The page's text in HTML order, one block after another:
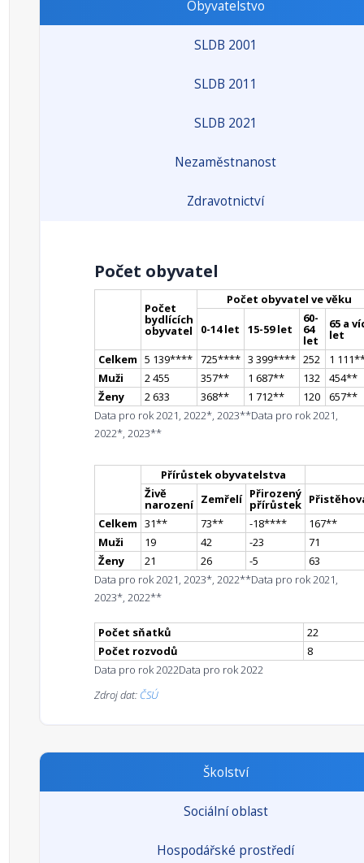
Obyvatelstvo
SLDB 2001
SLDB 2011
SLDB 2021
Nezaměstnanost
Zdravotnictví
Počet obyvatel
Počet
bydlících
obyvatel
Počet obyvatel ve věku
0-14 let 15-59 let
60-
64
let
65 a
let
Celkem 5 139**** 725**** 3 399**** 252 1 111
Muži
2 455 357** 1 687** 132 454**
Ženy
2 633 368** 1 712** 120 657**
Data pro rok 2021, 2022*, 2023**Data pro rok 2021,
2022*, 2023**
Přírůstek obyvatelstva
Živě
narození Zemřelí Přirozený
přírůstek
Celkem 31** 73** -18**** 167**
Muži
19 42 -23
71
Ženy
21 26 -5
63
Data pro rok 2021, 2023*, 2022**Data pro rok 2021,
2023*, 2022**
Počet sňatků
22
Počet rozvodů
8
Data pro rok 2022Data pro rok 2022
Zdroj dat: ČSÚ
Školství
Sociální oblast
Hospodářské prostředí